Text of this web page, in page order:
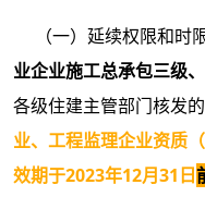
（一）延续权限和时限
业企业施工总承包三级
各级住建主管部门核发的
业、工程监理企业资质
效期于2023年12月31日